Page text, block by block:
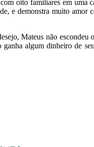
oito familiares em uma
e demonstra muito
Mateus não
algum dinheiro de